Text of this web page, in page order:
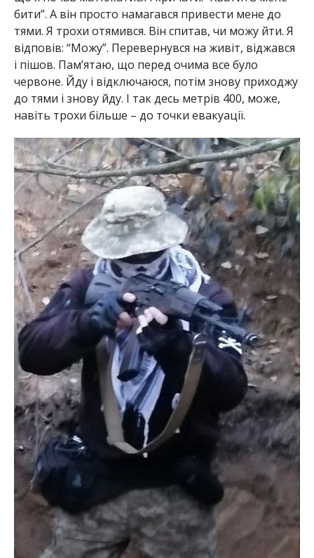
бити”. А він просто намагався привести мене до
тями. Я трохи отямився. Він спитав, чи можу йти. Я
відповів: “Можу”. Перевернувся на живіт, віджався
і пішов. Пам’ятаю, що перед очима все було
червоне. Йду і відключаюся, потім знову приходжу
до тями і знову йду. І так десь метрів 400, може,
навіть трохи більше – до точки евакуації.